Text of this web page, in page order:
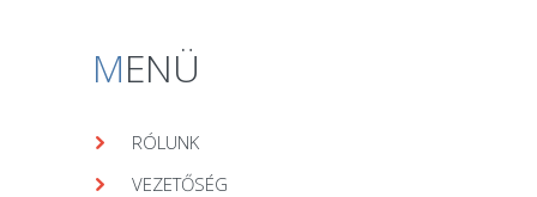
MENÜ
RÓLUNK
VEZETŐSÉG